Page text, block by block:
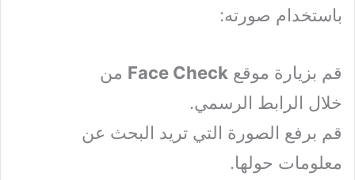
باستخدام صورته:
قم بزيارة موقع Face Check من
خلال الرابط الرسمي.
قم برفع الصورة التي تريد البحث عن
معلومات حولها.